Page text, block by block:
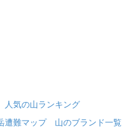
人気の山ランキング
遭難マップ
山のブランド一覧